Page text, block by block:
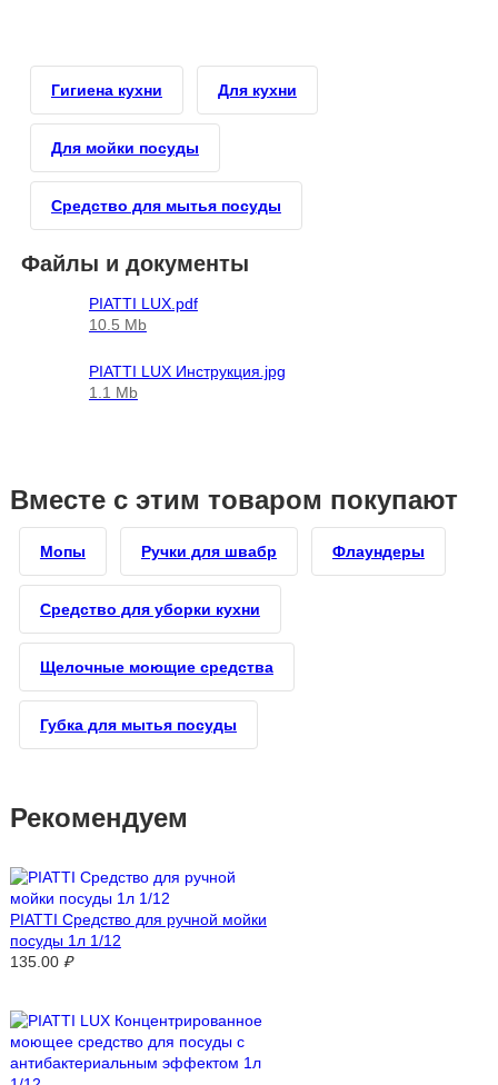
Гигиена кухни Для кухни
Для мойки посуды
Средство для мытья посуды
Файлы и документы
PIATTI LUX.pdf
10.5 Mb
PIATTI LUX Инструкция.jpg
1.1 Mb
Вместе с этим товаром покупают
Мопы Ручки для швабр Флаундеры
Средство для уборки кухни
Щелочные моющие средства
Губка для мытья посуды
Рекомендуем
PIATTI Средство для ручной мойки
посуды 1л 1/12
135.00 ₽